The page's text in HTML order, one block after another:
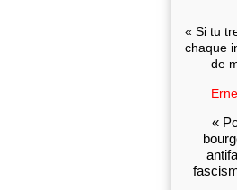
« Si tu
chaque
de
«